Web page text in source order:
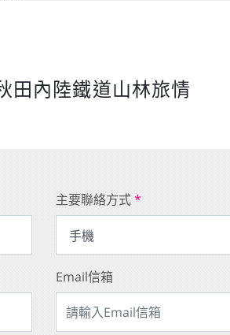
田內陸鐵道山林旅情
主要聯絡方式*
Email信箱